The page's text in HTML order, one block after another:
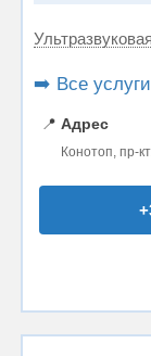
➡️ Все
📍 Адрес
Конотоп, пр-